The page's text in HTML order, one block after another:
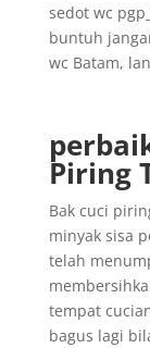
sedot wc
buntuh
wc Batam,
Piring
Bak cuci
minyak sisa
telah
tempat
bagus lagi